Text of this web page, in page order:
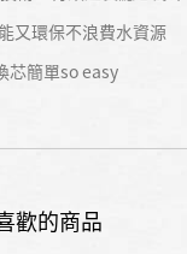
又環保不浪費水資源
芯簡單so easy
歡的商品